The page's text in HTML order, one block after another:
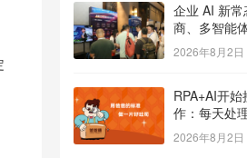
企业 AI 新
商、多智能
势
2026年8月2日
RPA+AI开
作：每天处
户反馈，把
2026年8月2日